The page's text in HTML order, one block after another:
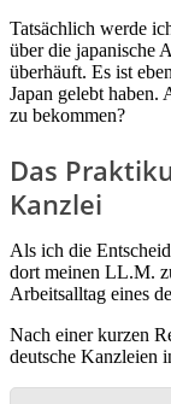
Tatsächlich werde
über die japanische
überhäuft. Es ist
Japan gelebt haben.
zu bekommen?
Das
Kanzlei
Als ich die
dort meinen LL.M.
Arbeitsalltag eines
Nach einer kurzen
deutsche Kanzleien